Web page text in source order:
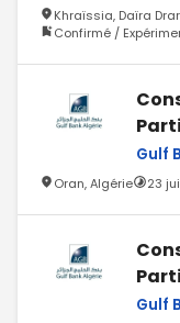
Khraïssia, Daïra
Confirmé /
Gulf
Oran, Algérie 23
Gulf